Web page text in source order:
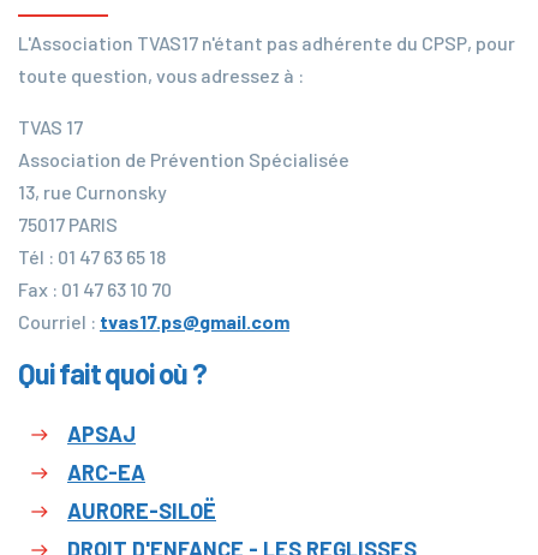
Qui fait quoi où ?
APSAJ
ARC-EA
AURORE-SILOË
DROIT D'ENFANCE - LES REGLISSES
L'Association TVAS17 n'étant pas adhérente du CPSP, pour
toute question, vous adressez à :
TVAS 17
Association de Prévention Spécialisée
13, rue Curnonsky
75017 PARIS
Tél : 01 47 63 65 18
Fax : 01 47 63 10 70
Courriel : tvas17.ps@gmail.com